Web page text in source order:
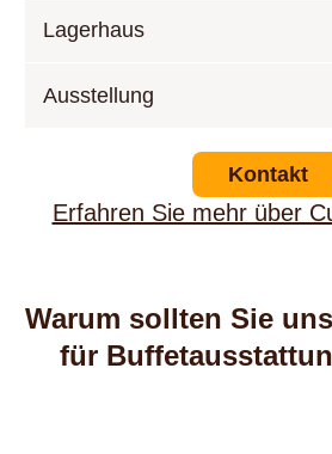
Lagerhaus
Ausstellung
Kontakt
Erfahren Sie mehr über
Warum sollten Sie
für